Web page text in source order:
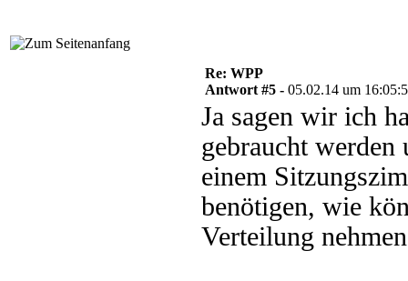
Re: WPP
Antwort #5 - 05.02.14 um
Ja sagen wir ich
gebraucht werden
einem
benötigen, wie
Verteilung